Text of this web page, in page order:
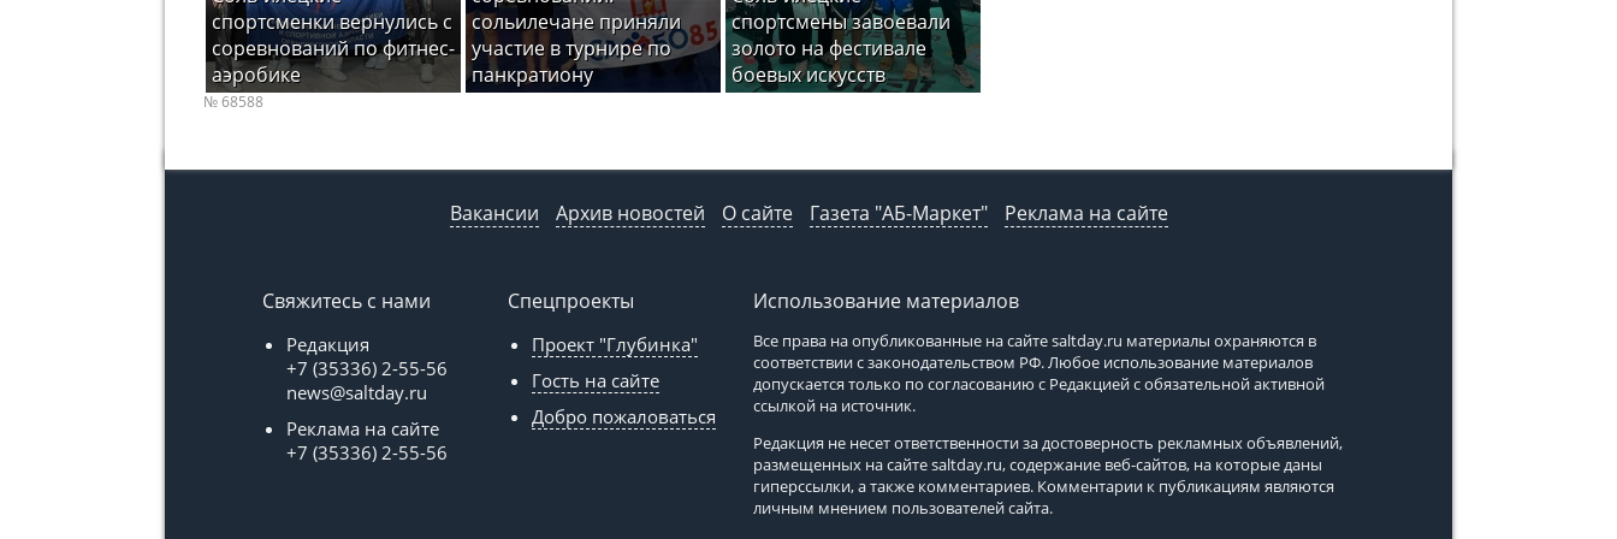
спортсменки вернулись с
соревнований по фитнес-
аэробике
сольилечане приняли
участие в турнире по
панкратиону
спортсмены завоевали
золото на фестивале
боевых искусств
№ 68588
Вакансии Архив новостей О сайте Газета "АБ-Маркет" Реклама на сайте
Свяжитесь с нами
Редакция
+7 (35336) 2-55-56
news@saltday.ru
Реклама на сайте
+7 (35336) 2-55-56
Спецпроекты
Проект "Глубинка"
Гость на сайте
Добро пожаловаться
Использование материалов
Все права на опубликованные на сайтеsaltday.ru материалы охраняются в
соответствии с законодательством РФ. Любое использование материалов
допускается только по согласованию с Редакцией с обязательной активной
ссылкой на источник.
Редакция не несет ответственности за достоверность рекламных объявлений,
размещенных на сайтеsaltday.ru, содержание веб-сайтов, на которые даны
гиперссылки, а также комментариев. Комментарии к публикациям являются
личным мнением пользователей сайта.